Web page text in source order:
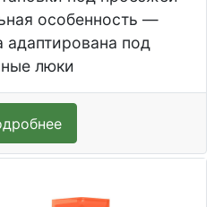
особенность —
адаптирована под
люки